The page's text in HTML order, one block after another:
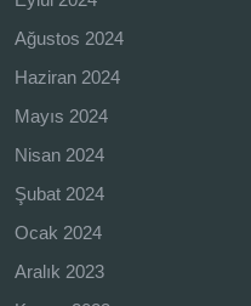
Ağustos 2024
Haziran 2024
Mayıs 2024
Nisan 2024
Şubat 2024
Ocak 2024
Aralık 2023